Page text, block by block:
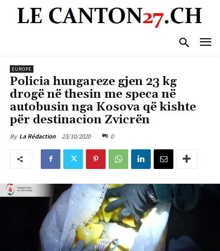
EUROPE
Policia hungareze gjen 23 kg
drogë në thesin me speca në
autobusin nga Kosova që kishte
për destinacion Zvicrën
By La Rédaction 23/10/2020 0